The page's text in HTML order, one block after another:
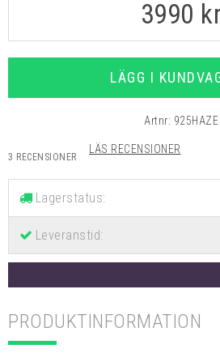
3990 kr
LÄGG I
Artnr: 925HAZE
3 RECENSIONER
LÄS RECENSIONER
Lagerstatus:
Leveranstid:
PRODUKTINFORMATION